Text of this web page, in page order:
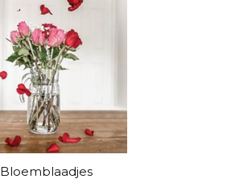
Bloemblaadjes